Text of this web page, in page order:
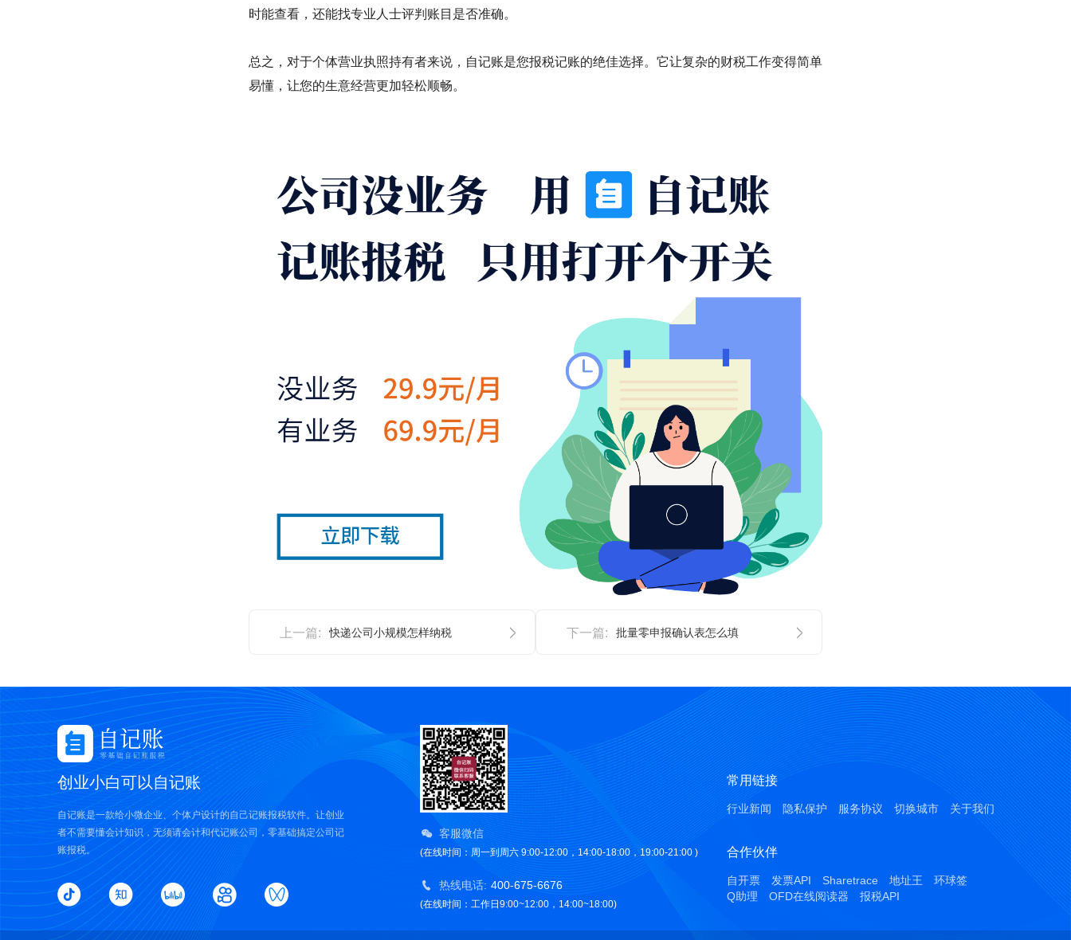
时能查看，还能找专业人士评判账目是否准确。
总之，对于个体营业执照持有者来说，自记账是您报税记账的绝佳选择。它让复杂的财税工作变得简单
易懂，让您的生意经营更加轻松顺畅。
上一篇: 快递公司小规模怎样纳税 下一篇: 批量零申报确认表怎么填
创业小白可以自记账
自记账是一款给小微企业、个体户设计的自己记账报税软件。让创业
者不需要懂会计知识，无须请会计和代记账公司，零基础搞定公司记
账报税。
客服微信
(在线时间：周一到周六 9:00-12:00，14:00-18:00，19:00-21:00 )
热线电话: 400-675-6676
(在线时间：工作日9:00~12:00，14:00~18:00)
常用链接
行业新闻 隐私保护 服务协议 切换城市 关于我们
合作伙伴
自开票 发票API Sharetrace 地址王
环球签
Q助理
OFD在线阅读器 报税API